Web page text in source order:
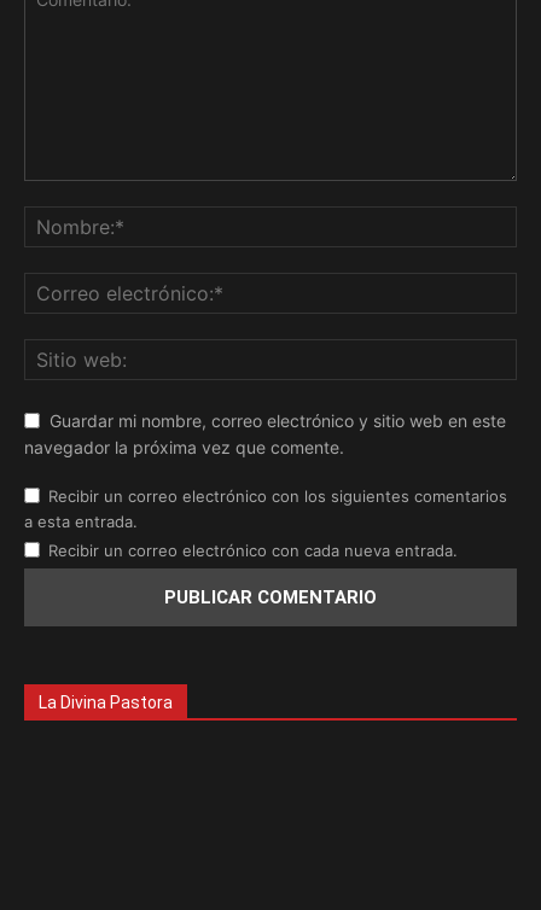
Guardar mi nombre, correo electrónico y sitio web en este
navegador la próxima vez que comente.
Recibir un correo electrónico con los siguientes comentarios
a esta entrada.
Recibir un correo electrónico con cada nueva entrada.
La Divina Pastora